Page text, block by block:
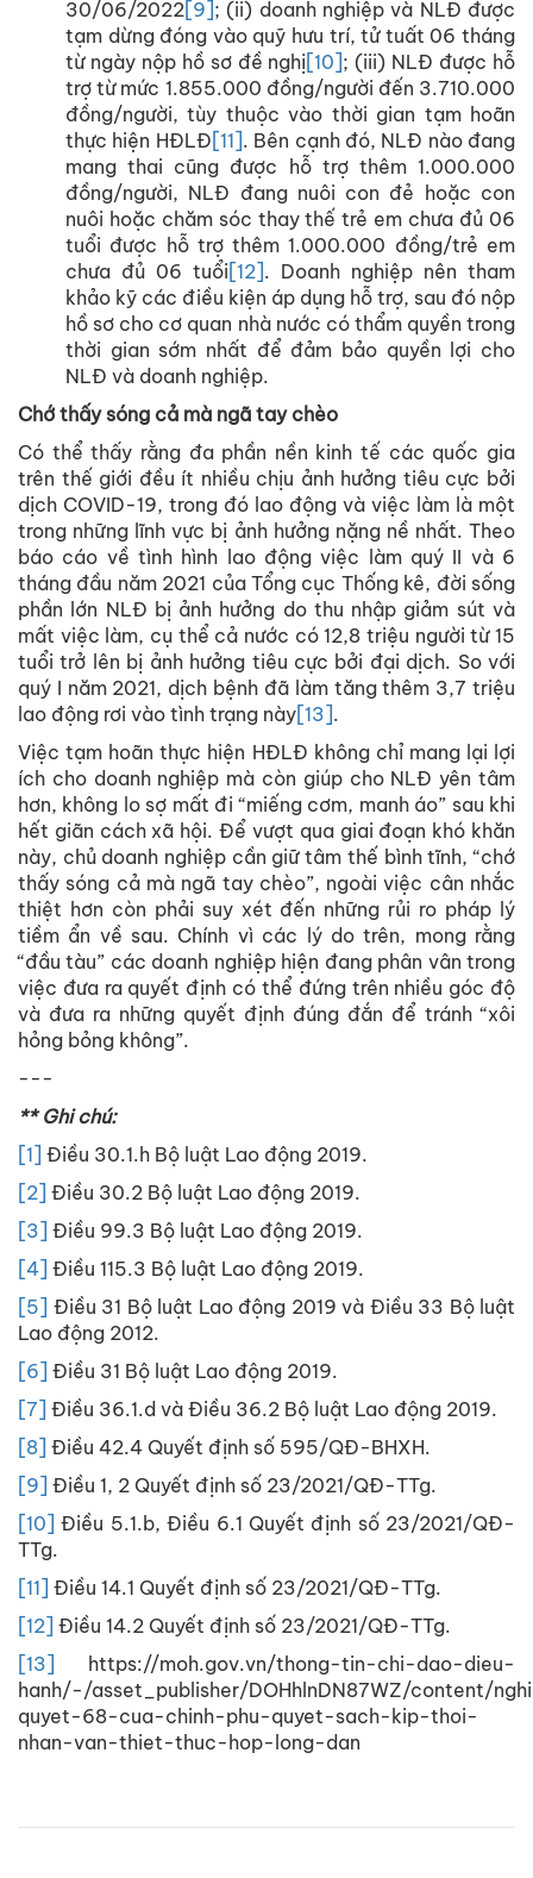
30/06/2022[9]; (ii) doanh nghiệp và NLĐ được
tạm dừng đóng vào quỹ hưu trí, tử tuất 06 tháng
từ ngày nộp hồ sơ đề nghị [10]; (iii) NLĐ được hỗ
trợ từ mức 1.855.000 đồng/người đến 3.710.000
đồng/người, tùy thuộc vào thời gian tạm hoãn
thực hiện HĐLĐ [11]. Bên cạnh đó, NLĐ nào đang
mang thai cũng được hỗ trợ thêm 1.000.000
đồng/người, NLĐ đang nuôi con đẻ hoặc con
nuôi hoặc chăm sóc thay thế trẻ em chưa đủ 06
tuổi được hỗ trợ thêm 1.000.000 đồng/trẻ em
chưa đủ 06 tuổi [12]. Doanh nghiệp nên tham
khảo kỹ các điều kiện áp dụng hỗ trợ, sau đó nộp
hồ sơ cho cơ quan nhà nước có thẩm quyền trong
thời gian sớm nhất để đảm bảo quyền lợi cho
NLĐ và doanh nghiệp.
Chớ thấy sóng cả mà ngã tay chèo
Có thể thấy rằng đa phần nền kinh tế các quốc gia
trên thế giới đều ít nhiều chịu ảnh hưởng tiêu cực bởi
dịch COVID-19, trong đó lao động và việc làm là một
trong những lĩnh vực bị ảnh hưởng nặng nề nhất. Theo
báo cáo về tình hình lao động việc làm quý II và 6
tháng đầu năm 2021 của Tổng cục Thống kê, đời sống
phần lớn NLĐ bị ảnh hưởng do thu nhập giảm sút và
mất việc làm, cụ thể cả nước có 12,8 triệu người từ 15
tuổi trở lên bị ảnh hưởng tiêu cực bởi đại dịch. So với
quý I năm 2021, dịch bệnh đã làm tăng thêm 3,7 triệu
lao động rơi vào tình trạng này[13].
Việc tạm hoãn thực hiện HĐLĐ không chỉ mang lại lợi
ích cho doanh nghiệp mà còn giúp cho NLĐ yên tâm
hơn, không lo sợ mất đi “miếng cơm, manh áo” sau khi
hết giãn cách xã hội. Để vượt qua giai đoạn khó khăn
này, chủ doanh nghiệp cần giữ tâm thế bình tĩnh, “chớ
thấy sóng cả mà ngã tay chèo”, ngoài việc cân nhắc
thiệt hơn còn phải suy xét đến những rủi ro pháp lý
tiềm ẩn về sau. Chính vì các lý do trên, mong rằng
“đầu tàu” các doanh nghiệp hiện đang phân vân trong
việc đưa ra quyết định có thể đứng trên nhiều góc độ
và đưa ra những quyết định đúng đắn để tránh “xôi
hỏng bỏng không”.
---
** Ghi chú:
[1] Điều 30.1.h Bộ luật Lao động 2019.
[2] Điều 30.2 Bộ luật Lao động 2019.
[3] Điều 99.3 Bộ luật Lao động 2019.
[4] Điều 115.3 Bộ luật Lao động 2019.
[5] Điều 31 Bộ luật Lao động 2019 và Điều 33 Bộ luật
Lao động 2012.
[6] Điều 31 Bộ luật Lao động 2019.
[7] Điều 36.1.d và Điều 36.2 Bộ luật Lao động 2019.
[8] Điều 42.4 Quyết định số 595/QĐ-BHXH.
[9] Điều 1, 2 Quyết định số 23/2021/QĐ-TTg.
[10] Điều 5.1.b, Điều 6.1 Quyết định số 23/2021/QĐ-
TTg.
[11] Điều 14.1 Quyết định số 23/2021/QĐ-TTg.
[12] Điều 14.2 Quyết định số 23/2021/QĐ-TTg.
[13] https://moh.gov.vn/thong-tin-chi-dao-dieu-
hanh/-/asset_publisher/DOHhlnDN87WZ/content/
quyet-68-cua-chinh-phu-quyet-sach-kip-thoi-
nhan-van-thiet-thuc-hop-long-dan